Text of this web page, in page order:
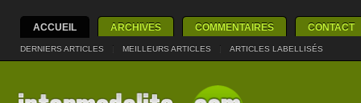
ACCUEIL ARCHIVES COMMENTAIRES CONTACT
DERNIERS ARTICLES | MEILLEURS ARTICLES | ARTICLES LABELLISÉS